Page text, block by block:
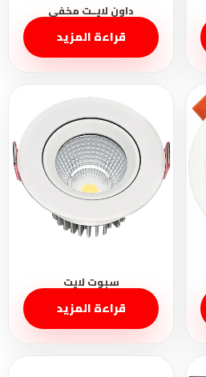
قراءة المزيد
قراءة المزيد